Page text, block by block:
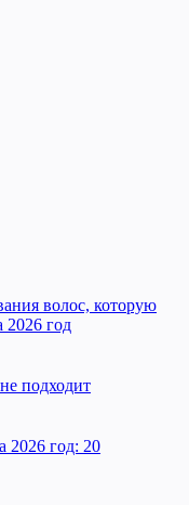
волос, которую
год
подходит
2026 год: 20